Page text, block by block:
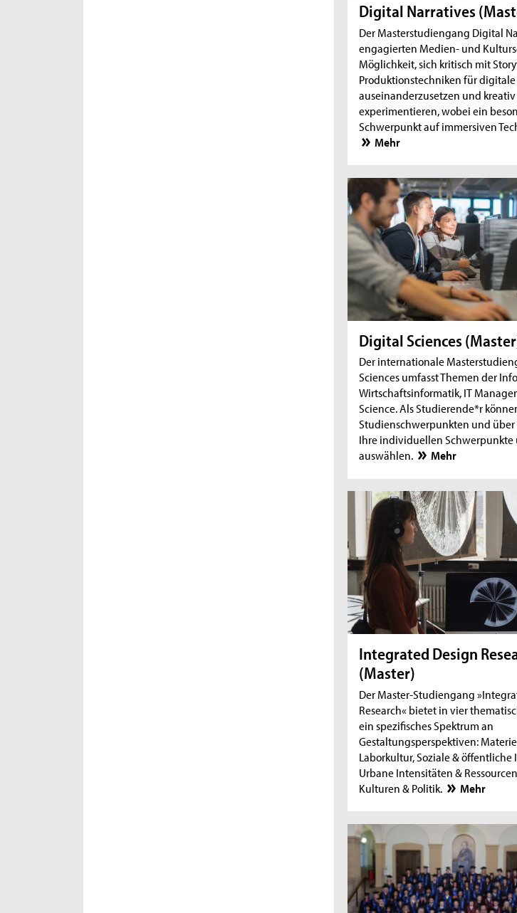
Digital Narratives
Der Masterstudiengang Digital
engagierten Medien- und
Möglichkeit, sich kritisch mit
Produktionstechniken für
auseinanderzusetzen und
experimentieren, wobei ein
Schwerpunkt auf immersiven
Mehr
Digital Sciences
Der internationale
Sciences umfasst Themen der
Wirtschaftsinformatik, IT
Science. Als Studierende*r
Studienschwerpunkten und
Ihre individuellen Schwerpunkte
auswählen.
Mehr
Integrated Design
(Master)
Der Master-Studiengang
Research« bietet in vier
ein spezifisches Spektrum an
Gestaltungsperspektiven:
Laborkultur, Soziale &
Urbane Intensitäten &
Kulturen & Politik.
Mehr